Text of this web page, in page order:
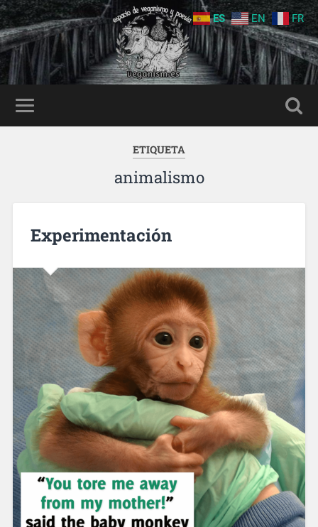
ETIQUETA
animalismo
Experimentación
ES EN FR